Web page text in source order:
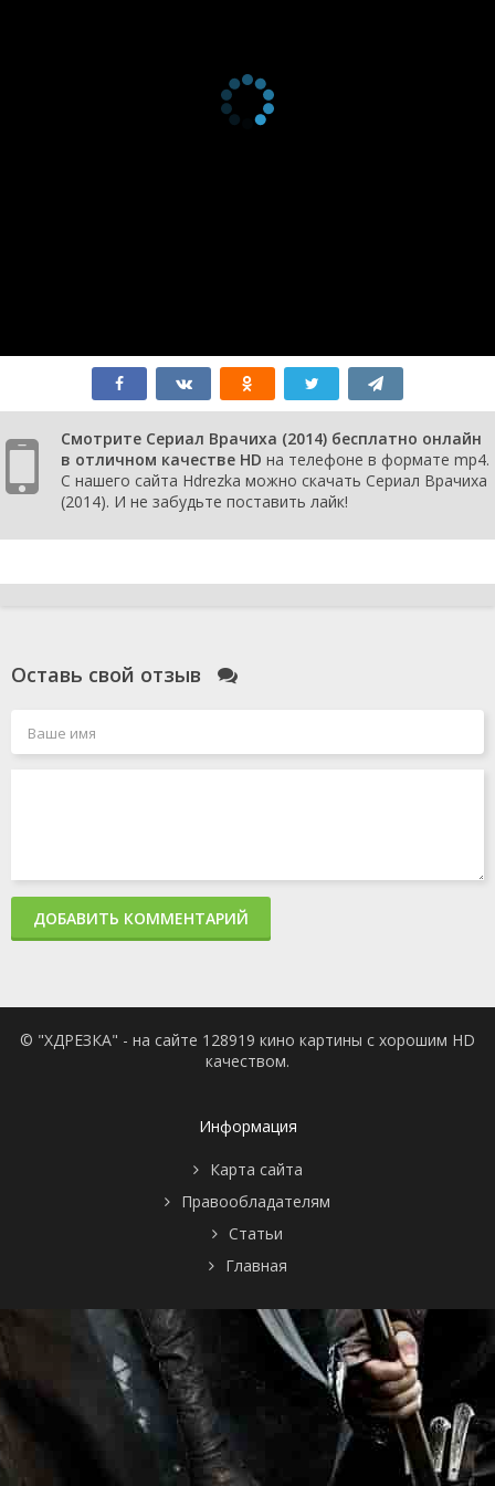
Смотрите Сериал Врачиха (2014) бесплатно онлайн
в отличном качестве HD на телефоне в формате mp4.
С нашего сайта Hdrezka можно скачать Сериал Врачиха
(2014). И не забудьте поставить лайк!
Оставь свой отзыв
ДОБАВИТЬ КОММЕНТАРИЙ
© "ХДРЕЗКА" - на сайте 128919 кино картины с хорошим HD
качеством.
Информация
Карта сайта
Правообладателям
Статьи
Главная